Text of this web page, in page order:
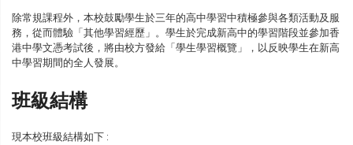
除常規課程外，本校鼓勵學生於三年的高中學習中積極參與各類活動及服
務，從而體驗「其他學習經歷」。學生於完成新高中的學習階段並參加香
港中學文憑考試後，將由校方發給「學生學習概覽」，以反映學生在新高
中學習期間的全人發展。
班級結構
現本校班級結構如下 :